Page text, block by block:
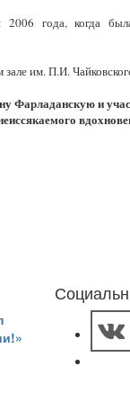
года, когда
им. П.И.
Фарладанскую и